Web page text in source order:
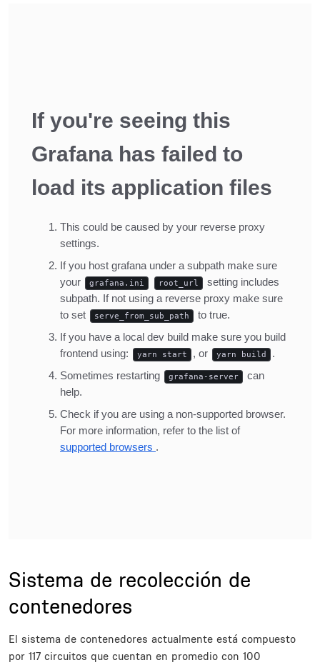
Sistema de recolección de
contenedores
Description
El sistema de contenedores actualmente está compuesto
por 117 circuitos que cuentan en promedio con 100